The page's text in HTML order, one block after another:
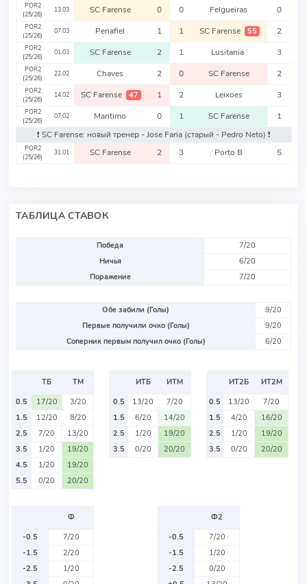
POR2
(25/26)
13.03 SC Farense 0 0 Felgueiras 0
POR2
(25/26)
07.03 Penafiel 1 1 SC Farense 55 2
POR2
(25/26)
01.03 SC Farense 2 1 Lusitania 3
POR2
(25/26)
22.02 Chaves 2 0 SC Farense 2
POR2
(25/26)
14.02 SC Farense 47 1 2 Leixoes 3
POR2
(25/26)
07.02 Maritimo 0 1 SC Farense
1
❗️ SC Farense: новый тренер - Jose Faria (старый - Pedro Neto) ❗️
POR2
(25/26)
31.01 SC Farense 2 3 Porto B 5
ТАБЛИЦА СТАВОК
Победа
7/20
Ничья
6/20
Поражение
7/20
Обе забили (Голы)
9/20
Первые получили очко (Голы)
9/20
Соперник первым получил очко (Голы)
6/20
ТБ
ТМ
0.5
17/20
3/20
1.5
12/20
8/20
2.5
7/20
13/20
3.5
1/20
19/20
4.5
1/20
19/20
5.5
0/20 20/20
ИТБ
ИТМ
0.5
13/20
7/20
1.5
6/20
14/20
2.5
1/20
19/20
3.5
0/20 20/20
ИТ2Б
ИТ2М
0.5
13/20
7/20
1.5
4/20
16/20
2.5
1/20
19/20
3.5
0/20 20/20
Ф
-0.5
7/20
-1.5
2/20
-2.5
1/20
Ф2
-0.5
7/20
-1.5
1/20
-2.5
0/20